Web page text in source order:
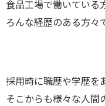
食品工場で働いている
ろんな経歴のある方々
採用時に職歴や学歴を
そこからも様々な人間